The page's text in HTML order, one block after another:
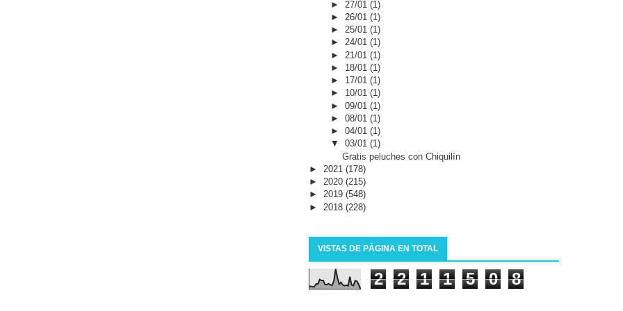
► 27/01(1)
► 26/01(1)
►25/01(1)
►24/01(1)
► 21/01(1)
► 18/01(1)
► 17/01(1)
► 10/01(1)
►09/01(1)
►08/01(1)
►04/01(1)
▼03/01(1)
Gratis peluches con Chiquilín
► 2021 (178)
► 2020 (215)
► 2019 (548)
► 2018 (228)
VISTAS DE PÁGINA EN TOTAL
2 2 1 1 5 0 8